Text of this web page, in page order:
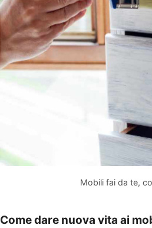
Mobili fai da te,
Come dare nuova vita ai